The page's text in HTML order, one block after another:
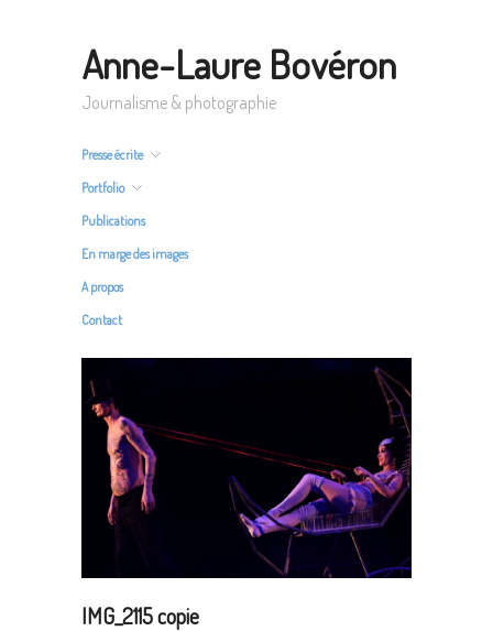
Anne-Laure Bovéron
Journalisme & photographie
Presse écrite
Portfolio
Publications
En marge des images
A propos
Contact
IMG_2115 copie